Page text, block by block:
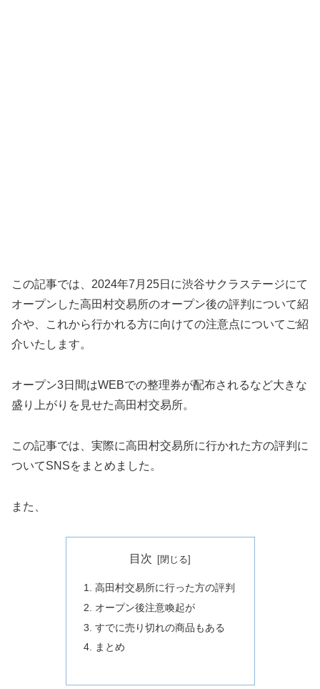
この記事では、2024年7月25日に渋谷サクラステージにて
オープンした高田村交易所のオープン後の評判について紹
介や、これから行かれる方に向けての注意点についてご紹
介いたします。
オープン3日間はWEBでの整理券が配布されるなど大きな
盛り上がりを見せた高田村交易所。
この記事では、実際に高田村交易所に行かれた方の評判に
ついてSNSをまとめました。
また、
目次
高田村交易所に行った方の評判
オープン後注意喚起が
すでに売り切れの商品もある
まとめ